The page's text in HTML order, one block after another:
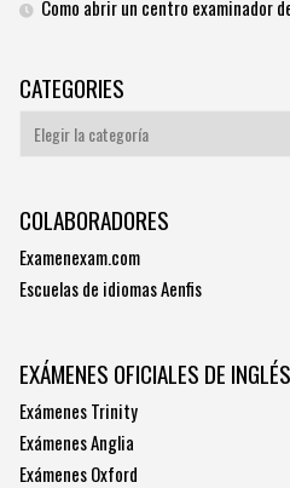
Como abrir un centro examinador
CATEGORIES
Categories
COLABORADORES
Examenexam.com
Escuelas de idiomas Aenfis
EXÁMENES OFICIALES DE INGLÉS
Exámenes Trinity
Exámenes Anglia
Exámenes Oxford